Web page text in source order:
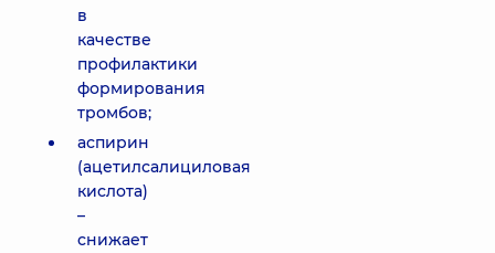
в
качестве
профилактики
формирования
тромбов;
аспирин
(ацетилсалициловая
кислота)
–
снижает